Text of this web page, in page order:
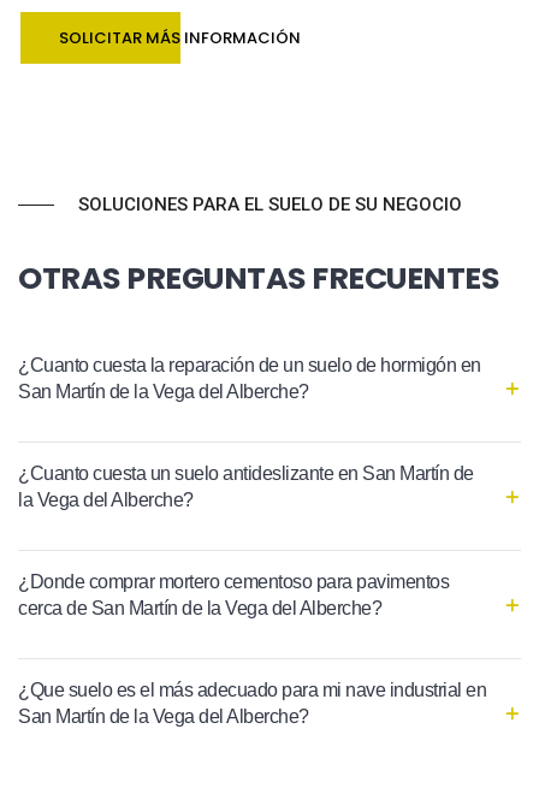
SOLICITAR MÁS INFORMACIÓN
SOLUCIONES PARA EL SUELO DE SU NEGOCIO
OTRAS PREGUNTAS FRECUENTES
¿Cuanto cuesta la reparación de un suelo de hormigón en
San Martín de la Vega del Alberche?
¿Cuanto cuesta un suelo antideslizante en San Martín de
la Vega del Alberche?
¿Donde comprar mortero cementoso para pavimentos
cerca de San Martín de la Vega del Alberche?
¿Que suelo es el más adecuado para mi nave industrial en
San Martín de la Vega del Alberche?